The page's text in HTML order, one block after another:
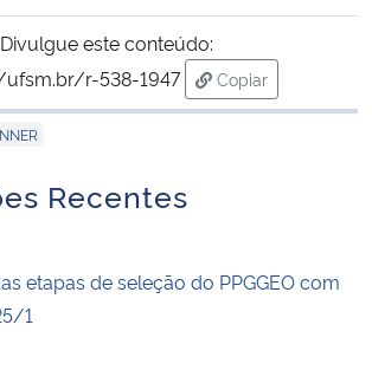
Divulgue este conteúdo:
r-538-1947
Copiar
para área de
Recentes
etapas de seleção do PPGGEO com
1